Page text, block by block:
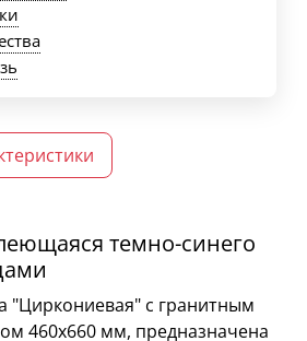
темно-синего
"Циркониевая" с гранитным
460х660 мм, предназначена